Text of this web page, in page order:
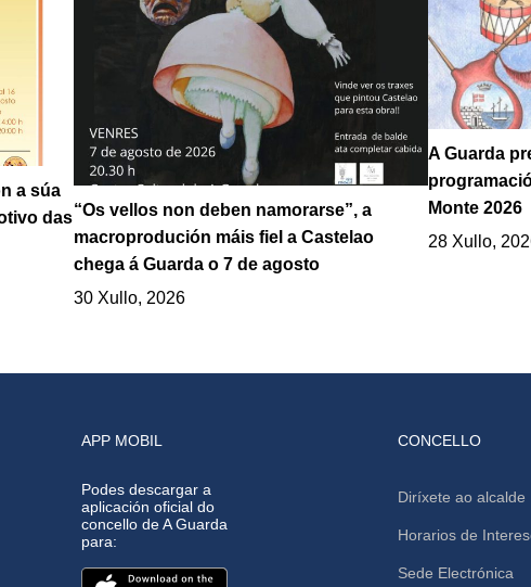
a súa
das“Os vellos non deben namorarse”, a
macroprodución máis fiel a Castelao
chega á Guarda o 7 de agosto
30 Xullo, 2026
A Guarda
Monte 2026
28 Xullo,
APP MOBIL
Podes descargar a
aplicación oficial do
concello de A Guarda
para:
CONCELLO
Diríxete ao alcalde
Horarios de
Sede Electrónica